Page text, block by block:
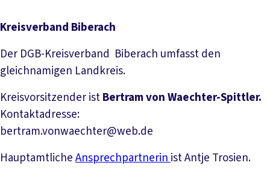
Kreisverband Biberach
Der DGB-Kreisverband Biberach umfasst den
gleichnamigen Landkreis.
Kreisvorsitzender istBertram von Waechter-Spittler.
Kontaktadresse:
bertram.vonwaechter@web.de
HauptamtlicheAnsprechpartnerinist Antje Trosien.